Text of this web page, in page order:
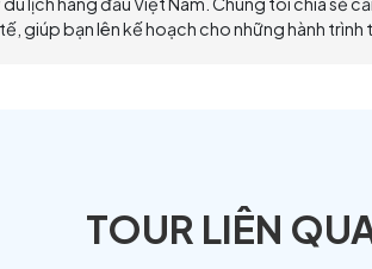
rằng tháp được Tôn Quyền, vua
giáo đầu tiên ở Tô Châu. Ngôi
vào thời nhà Thanh (1644-1911) với
4,8 m và rộng 16 m cho vòm và